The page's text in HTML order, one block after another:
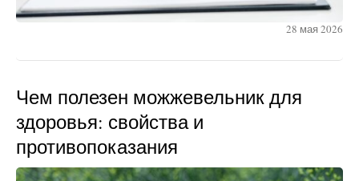
28 мая 2026
Чем полезен можжевельник для
здоровья: свойства и
противопоказания